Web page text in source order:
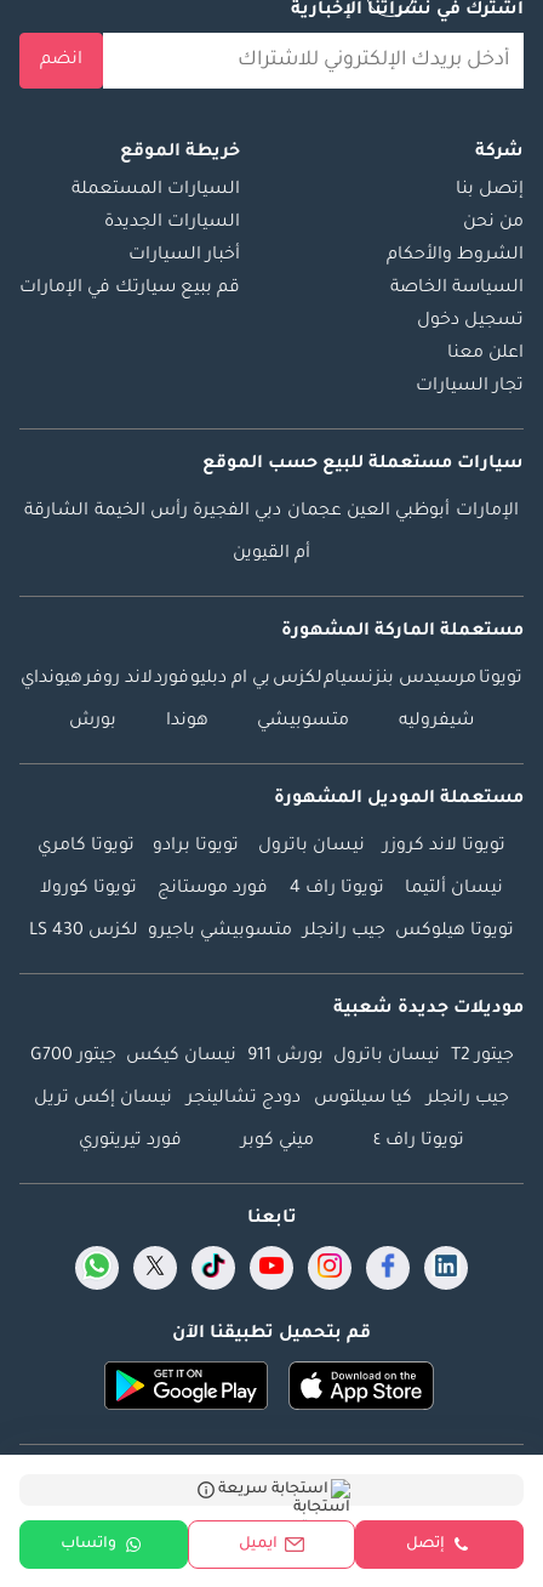
استجابة سريعة
إتصل ايميل واتساب
اشترك في نشراتنا الإخبارية
انضم
شركة
إتصل بنا
من نحن
الشروط والأحكام
السياسة الخاصة
تسجيل دخول
اعلن معنا
تجار السيارات
خريطة الموقع
السيارات المستعملة
السيارات الجديدة
أخبار السيارات
قم ببيع سيارتك في الإمارات
سيارات مستعملة للبيع حسب الموقع
الإمارات أبوظبي العين عجمان دبي الفجيرة رأس الخيمة الشارقة
أم القيوين
مستعملة الماركة المشهورة
تويوتا مرسيدس بنزنسياملكزس بي ام دبليوفوردلاند روفرهيونداي
شيفروليه متسوبيشي هوندا بورش
مستعملة الموديل المشهورة
تويوتا لاند كروزر نيسان باترول تويوتا برادو تويوتا كامري
نيسان ألتيما تويوتا راف 4 فورد موستانج تويوتا كورولا
تويوتا هيلوكس جيب رانجلر متسوبيشي باجيرو لكزس LS 430
موديلات جديدة شعبية
جيتور T2 نيسان باترول بورش 911 نيسان كيكس جيتور G700
جيب رانجلر كيا سيلتوس دودج تشالينجر نيسان إكس تريل
تويوتا راف ٤ ميني كوبر فورد تيريتوري
تابعنا
قم بتحميل تطبيقنا الآن
Dubicars.com @ 2026. جميع الحقوق محفوظة.
العنوان: 2114 ، برج شذى ، المدينة الإعلامية ، دبي ، الإمارات